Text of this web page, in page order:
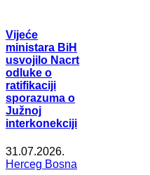
Vijeće
ministara BiH
usvojilo Nacrt
odluke o
ratifikaciji
sporazuma o
Južnoj
interkonekciji
31.07.2026.
Herceg Bosna